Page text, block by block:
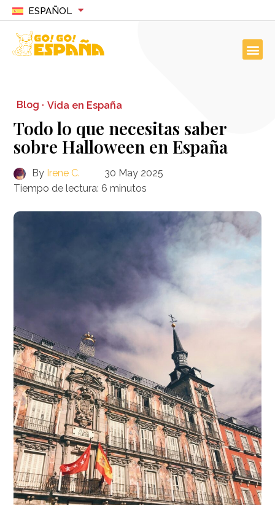
ESPAÑOL
Blog · Vida en España
Todo lo que necesitas saber
sobre Halloween en España
By Irene C.
30 May 2025
Tiempo de lectura: 6 minutos